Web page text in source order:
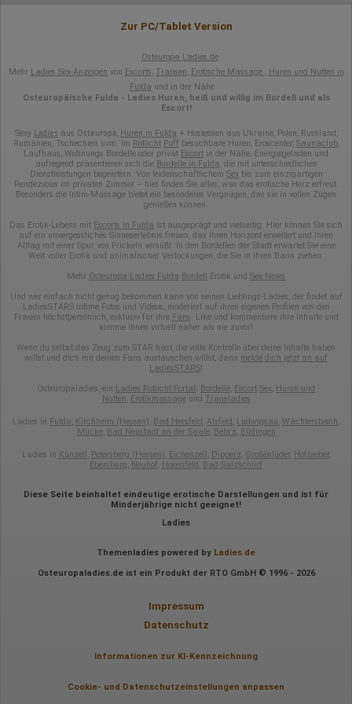
Welche Videos angeschaut?
Portals oder hat er sie komplett verlassen?
Wie lange blieb der Besucher?
Ort der Verarbeitung:
Hotjar
Wir nutzen Hotjar als Webanalysedient. Es wird verwendet, um
Daten über das Benutzerverhalten zu sammeln. Hotjar kann
auch im Rahmen von Umfragen und Feedbackfunktionen, die
auf unserer Website eingebunden sind, von Ihnen bereitgestellte
Informationen verarbeiten.
Herausgeber:
Hotjar Limited, Malta
Datum und Uhrzeit des Besuchs
Gerätetyp
Geografischer Standort
Mausbewegungen
Besuchte Seiten
Eindeutige Gerätekennung
Sprachinformationen
Gerätebestriebssystem
Browser-Typ
Domain-Name
Eindeutige Benutzerkennung
Ort der Verarbeitung:
Art. 6 Abs. 1 S. 1 lit. a DSGVO
Zur PC/Tablet Version
Osteuropa Ladies.de
Mehr Ladies Sex-Anzeigen von Escorts, Transen, Erotische Massage , Huren und Nutten in
Fulda und in der Nähe
Osteuropäische Fulda - Ladies Huren, heiß und willig im Bordell und als
Escort!
Sexy Ladies aus Osteuropa, Huren in Fulda + Hostessen aus Ukraine, Polen, Russland,
Rumänien, Tschechien uvm. Im Rotlicht Puff besuchbare Huren, Eroscenter, Saunaclub,
Laufhaus, Wohnungs Bordelle oder privat Escort in der Nähe. Energiegeladen und
aufregend präsentieren sich die Bordelle in Fulda, die mit unterschiedlichen
Dienstleistungen begeistern. Von leidenschaftlichem Sexbis zum einzigartigen
Rendezvous im privaten Zimmer – hier finden Sie alles, was das erotische Herz erfreut.
Besonders die Intim-Massage bietet ein besonderes Vergnügen, das sie in vollen Zügen
genießen können.
Das Erotik-Lebens mit Escorts in Fulda ist ausgeprägt und vielseitig. Hier können Sie sich
auf ein unvergessliches Sinneserlebnis freuen, das Ihren Horizont erweitert und Ihren
Alltag mit einer Spur von Prickeln versüßt. In den Bordellen der Stadt erwartet Sie eine
Welt voller Erotik und animalischer Verlockungen, die Sie in ihren Bann ziehen.
Mehr Osteuropa-Ladies Fulda Bordell Erotik und Sex-News
Und wer einfach nicht genug bekommen kann von seinen Lieblings-Ladies, der findet auf
LadiesSTARS intime Fotos und Videos, moderiert auf ihren eigenen Profilen von den
Frauen höchstpersönlich, exklusiv für ihre Fans. Like und kommentiere ihre Inhalte und
komme ihnen virtuell näher als nie zuvor!
Wenn du selbst das Zeug zum STAR hast, die volle Kontrolle über deine Inhalte haben
willst und dich mit deinen Fans austauschen willst, dann melde dich jetzt an auf
LadiesSTARS!
Osteuropaladies, ein Ladies Rotlicht Portal Bordelle, Escort Sex, Huren und
Nutten, Erotikmassageund Transladies
Ladies in Fulda, Kirchheim (Hessen), Bad Hersfeld, Alsfeld, Ludwigsau, Wächtersbach,
Mücke, Bad Neustadt an der Saale, Bebra, Büdingen
Ladies in Künzell, Petersberg (Hessen), Eichenzell, Dipperz, Großenlüder, Hofbieber,
Ebersburg, Neuhof, Hosenfeld, Bad Salzschlirf
Diese Seite beinhaltet eindeutige erotische Darstellungen und ist für
Minderjährige nicht geeignet!
Ladies
Themenladies powered by Ladies.de
Osteuropaladies.de ist ein Produkt der RTO GmbH © 1996 - 2026
Impressum
Datenschutz
Informationen zur KI-Kennzeichnung
Cookie- und Datenschutzeinstellungen anpassen